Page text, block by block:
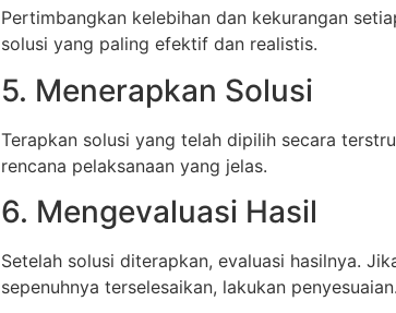
Pertimbangkan kelebihan dan kekurangan
solusi yang paling efektif dan realistis.
5. Menerapkan Solusi
Terapkan solusi yang telah dipilih secara
rencana pelaksanaan yang jelas.
6. Mengevaluasi Hasil
Setelah solusi diterapkan, evaluasi hasilnya.
sepenuhnya terselesaikan, lakukan penyesuaian.